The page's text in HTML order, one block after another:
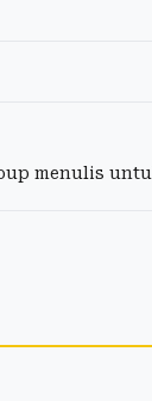
menulis